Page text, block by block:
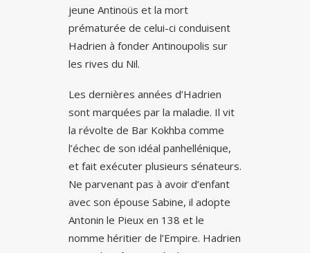
jeune Antinoüs et la mort
prématurée de celui-ci conduisent
Hadrien à fonder Antinoupolis sur
les rives du Nil.
Les dernières années d’Hadrien
sont marquées par la maladie. Il vit
la révolte de Bar Kokhba comme
l’échec de son idéal panhellénique,
et fait exécuter plusieurs sénateurs.
Ne parvenant pas à avoir d’enfant
avec son épouse Sabine, il adopte
Antonin le Pieux en 138 et le
nomme héritier de l’Empire. Hadrien